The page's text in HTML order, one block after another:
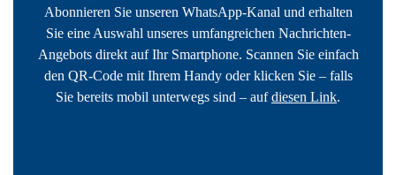
Abonnieren Sie unseren WhatsApp-Kanal und erhalten
Sie eine Auswahl unseres umfangreichen Nachrichten-
Angebots direkt auf Ihr Smartphone. Scannen Sie einfach
den QR-Code mit Ihrem Handy oder klicken Sie – falls
Sie bereits mobil unterwegs sind – aufdiesen Link.